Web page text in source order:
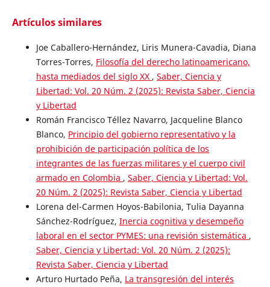
Artículos similares
Joe Caballero-Hernández, Liris Munera-Cavadia, Diana
Torres-Torres, Filosofía del derecho latinoamericano,
hasta mediados del siglo XX , Saber, Ciencia y
Libertad: Vol. 20 Núm. 2 (2025): Revista Saber, Ciencia
y Libertad
Román Francisco Téllez Navarro, Jacqueline Blanco
Blanco, Principio del gobierno representativo y la
prohibición de participación política de los
integrantes de las fuerzas militares y el cuerpo civil
armado en Colombia , Saber, Ciencia y Libertad: Vol.
20 Núm. 2 (2025): Revista Saber, Ciencia y Libertad
Lorena del-Carmen Hoyos-Babilonia, Tulia Dayanna
Sánchez-Rodríguez, Inercia cognitiva y desempeño
laboral en el sector PYMES: una revisión sistemática ,
Saber, Ciencia y Libertad: Vol. 20 Núm. 2 (2025):
Revista Saber, Ciencia y Libertad
Arturo Hurtado Peña, La transgresión del interés